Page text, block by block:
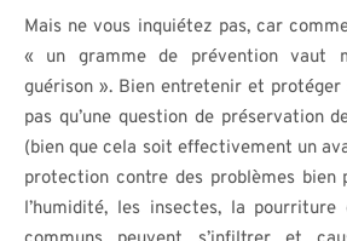
Mais ne vous inquiétez pas, car
« un gramme de prévention vaut
guérison ». Bien entretenir et protéger
pas qu’une question de préservation
(bien que cela soit effectivement un
protection contre des problèmes bien
l’humidité, les insectes, la